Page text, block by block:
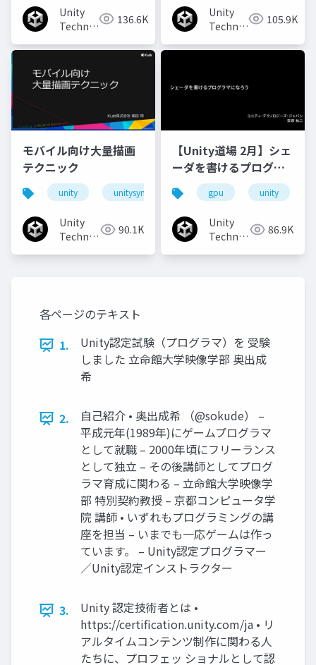
Unity
Technologies136.6K
Unity
Technologies105.9K
モバイル向け大量描画
テクニック
unity unitysync
Unity
Technologies90.1K
【Unity道場 2月】シェ
ーダを書けるプログラ
マになろう
gpu unity
Unity
Technologies86.9K
各ページのテキスト
1.
Unity認定試験（プログラマ）を 受験
しました 立命館大学映像学部 奥出成
希
2.
自己紹介 • 奥出成希 （@sokude） –
平成元年(1989年)にゲームプログラマ
として就職 – 2000年頃にフリーランス
として独立 – その後講師としてプログ
ラマ育成に関わる – 立命館大学映像学
部 特別契約教授 – 京都コンピュータ学
院 講師 • いずれもプログラミングの講
座を担当 – いまでも一応ゲームは作っ
ています。 – Unity認定プログラマー
／Unity認定インストラクター
3.
Unity 認定技術者とは •
https://certification.unity.com/ja • リ
アルタイムコンテンツ制作に関わる人
たちに、プロフェッ ショナルとして認